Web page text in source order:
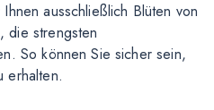
ausschließlich Blüten von
die strengsten
So können Sie sicher sein,
erhalten.